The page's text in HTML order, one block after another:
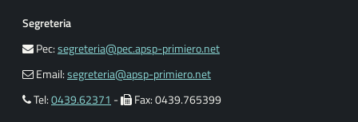
Segreteria
Pec:segreteria@pec.apsp-primiero.net
Email:segreteria@apsp-primiero.net
Tel:0439.62371 - Fax: 0439.765399